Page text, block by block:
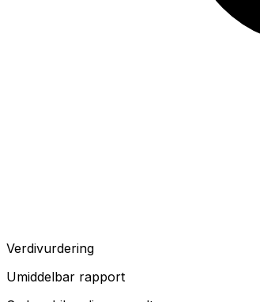
Verdivurdering
Umiddelbar rapport